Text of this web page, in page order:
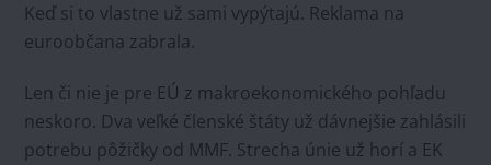
Keď si to vlastne už sami vypýtajú. Reklama na
euroobčana zabrala.
Len či nie je pre EÚ z makroekonomického pohľadu
neskoro. Dva veľké členské štáty už dávnejšie zahlásili
potrebu pôžičky od MMF. Strecha únie už horí a EK